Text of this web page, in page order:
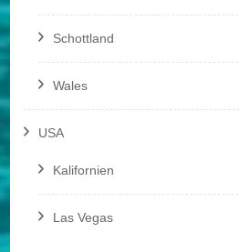
Schottland
Wales
USA
Kalifornien
Las Vegas